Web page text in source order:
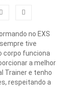
no EXS
tive
corpo funciona
a melhor
Trainer e tenho
respeitando a